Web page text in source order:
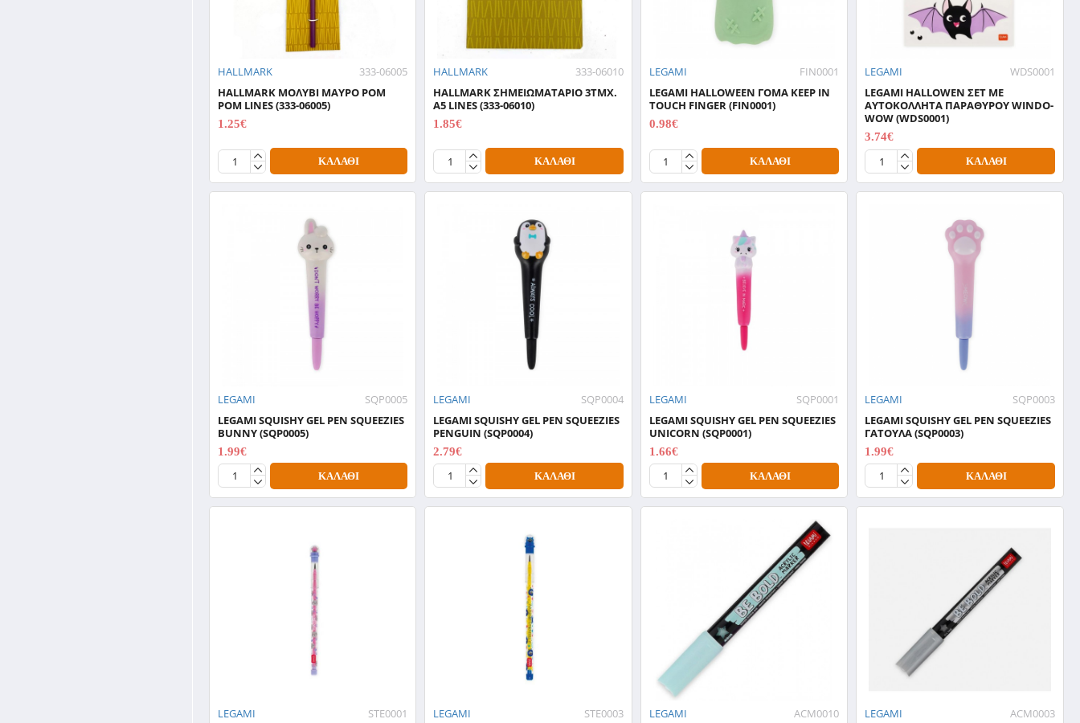
HALLMARK
333-06005
HALLMARK ΜΟΛΥΒΙ ΜΑΥΡΟ POM
POM LINES (333-06005)
1.25€
ΚΑΛΆΘΙ
HALLMARK
333-06010
HALLMARK ΣΗΜΕΙΩΜΑΤΑΡΙΟ 3ΤΜΧ.
Α5 LINES (333-06010)
1.85€
ΚΑΛΆΘΙ
LEGAMI
FIN0001
LEGAMI HALLOWEEN ΓΟΜΑ KEEP IN
TOUCH FINGER (FIN0001)
0.98€
ΚΑΛΆΘΙ
LEGAMI
WDS0001
LEGAMI HALLOWEN ΣΕΤ ΜΕ
ΑΥΤΟΚΟΛΛΗΤΑ ΠΑΡΑΘΥΡΟΥ WINDO-
WOW (WDS0001)
3.74€
ΚΑΛΆΘΙ
LEGAMI
SQP0005
LEGAMI SQUISHY GEL PEN SQUEEZIES
BUNNY (SQP0005)
1.99€
ΚΑΛΆΘΙ
LEGAMI
SQP0004
LEGAMI SQUISHY GEL PEN SQUEEZIES
PENGUIN (SQP0004)
2.79€
ΚΑΛΆΘΙ
LEGAMI
SQP0001
LEGAMI SQUISHY GEL PEN SQUEEZIES
UNICORN (SQP0001)
1.66€
ΚΑΛΆΘΙ
LEGAMI
SQP0003
LEGAMI SQUISHY GEL PEN SQUEEZIES
ΓΑΤΟΥΛΑ (SQP0003)
1.99€
ΚΑΛΆΘΙ
LEGAMI
STE0001
LEGAMI
STE0003
LEGAMI
ACM0010
LEGAMI
ACM0003